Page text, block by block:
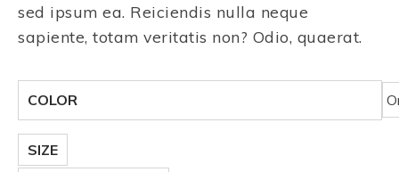
sed ipsum ea. Reiciendis nulla neque
sapiente, totam veritatis non? Odio, quaerat.
COLOR
SIZE